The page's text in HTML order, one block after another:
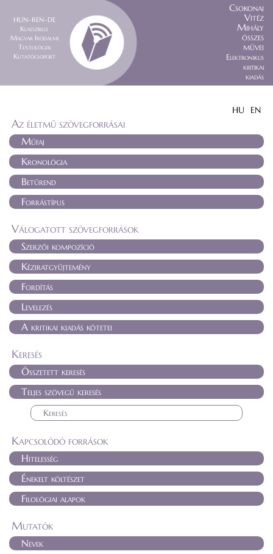
HUN–REN–DE
Klasszikus
Magyar Irodalmi
Textológiai
Kutatócsoport
Csokonai
Vitéz
Mihály
összes
művei
Elektronikus
kritikai
kiadás
HU EN
Az életmű szövegforrásai
Műfaj
Kronológia
Betűrend
Forrástípus
Válogatott szövegforrások
Szerzői kompozíció
Kéziratgyűjtemény
Fordítás
Levelezés
A kritikai kiadás kötetei
Keresés
Összetett keresés
Teljes szövegű keresés
Kapcsolódó források
Hitelesség
Énekelt költészet
Filológiai alapok
Mutatók
Nevek